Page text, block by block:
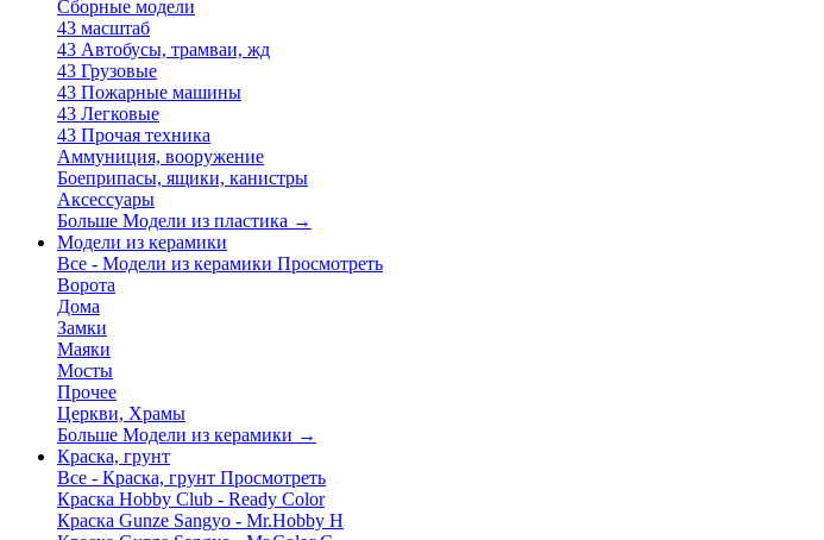
Сборные модели
43 масштаб
43 Автобусы, трамваи, жд
43 Грузовые
43 Пожарные машины
43 Легковые
43 Прочая техника
Аммуниция, вооружение
Боеприпасы, ящики, канистры
Аксессуары
Больше Модели из пластика →
Модели из керамики
Все - Модели из керамики Просмотреть
Ворота
Дома
Замки
Маяки
Мосты
Прочее
Церкви, Храмы
Больше Модели из керамики →
Краска, грунт
Все - Краска, грунт Просмотреть
Краска Hobby Club - Ready Color
Краска Gunze Sangyo - Mr.Hobby H